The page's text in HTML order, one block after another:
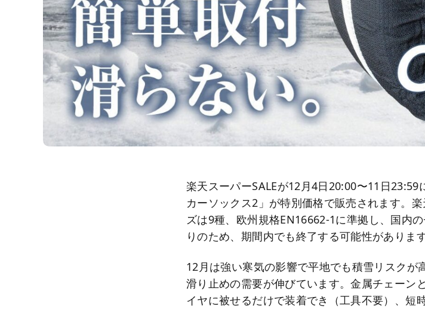
楽天スーパーSALEが12月4日20:00〜11日
カーソックス2」が特別価格で販売されます。
ズは9種、欧州規格EN16662-1に準拠し、国内
りのため、期間内でも終了する可能性があります
12月は強い寒気の影響で平地でも積雪リスクが
滑り止めの需要が伸びています。金属チェーン
イヤに被せるだけで装着でき（工具不要）、短